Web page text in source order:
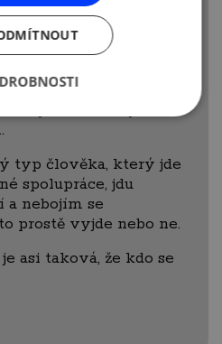
To si musí
každý má jinou
nebránila poradit
protože jsem
ale rozhodně
typ člověka, který jde
spolupráce, jdu
a nebojím se
prostě vyjde nebo ne.
asi taková, že kdo se